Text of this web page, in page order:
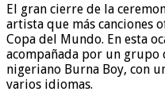
El gran cierre de la
artista que más canciones
Copa del Mundo. En esta
acompañada por un
nigeriano Burna Boy, con
varios idiomas.